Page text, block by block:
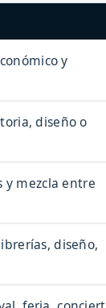
y
diseño o
y mezcla entre
diseño,